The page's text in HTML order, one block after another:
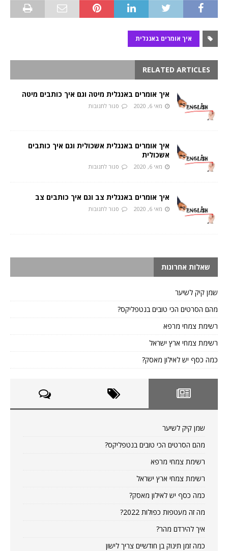
איך אומרים באנגלית
RELATED ARTICLES
איך אומרים באנגלית מיטה וגם איך כותבים מיטה
מאי 6, 2020 סגור לתגובות
איך אומרים באנגלית אשכולית וגם איך כותבים
אשכולית
מאי 6, 2020 סגור לתגובות
איך אומרים באנגלית צב וגם איך כותבים צב
מאי 6, 2020 סגור לתגובות
שאלות אחרונות
שמן קיק לשיער
מהם הסרטים הכי טובים בנטפליקס?
רשימת צמחי מרפא
רשימת צמחי ארץ ישראל
כמה כסף יש לאילון מאסק?
שמן קיק לשיער
מהם הסרטים הכי טובים בנטפליקס?
רשימת צמחי מרפא
רשימת צמחי ארץ ישראל
כמה כסף יש לאילון מאסק?
מה זה מעטפות כפולות 2022?
איך להירדם מהר?
כמה זמן תינוק בן חודשיים צריך לישון